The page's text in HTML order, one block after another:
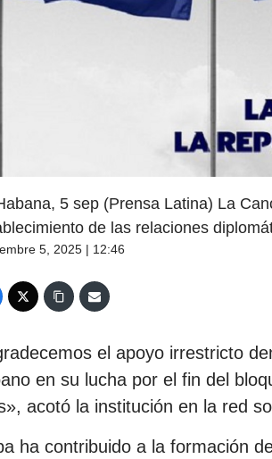
5 sep (Prensa Latina) La
de las relaciones
5, 2025 | 12:46
el apoyo irrestricto
en su lucha por el fin del
acotó la institución en la red
ha contribuido a la formación